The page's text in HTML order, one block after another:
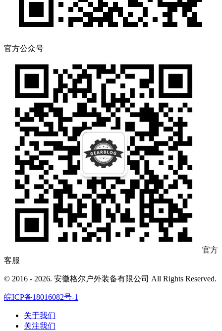
官方公众号
官方
客服
© 2016 - 2026. 安徽格尔户外装备有限公司 All Rights Reserved.
皖ICP备18016082号-1
关于我们
关注我们